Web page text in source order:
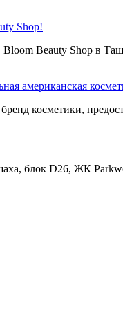
Shop!
Bloom Beauty Shop в
американская
косметики,
блок D26, ЖК